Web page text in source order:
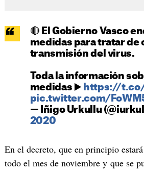
🔴 El Gobierno Vasco
medidas para tratar de
transmisión del virus.
Toda la información
medidas ▶️ https://
pic.twitter.com/
— Iñigo Urkullu
2020
En el decreto, que en principio
todo el mes de noviembre y que se